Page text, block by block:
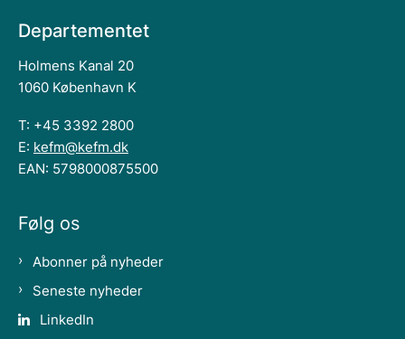
Departementet
Holmens Kanal 20
1060 København K
T: +45 3392 2800
E: kefm@kefm.dk
EAN: 5798000875500
Følg os
Abonner på nyheder
Seneste nyheder
LinkedIn